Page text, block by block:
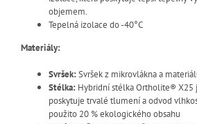
objemem.
Tepelná izolace do -40°C
Materiály:
Svršek:Svršek z mikrovlákna a
Stélka: Hybridní stélka Ortholite® X25
poskytuje trvalé tlumení a odvod
použito 20 % ekologického obsahu